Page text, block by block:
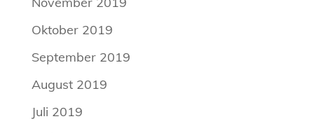
Oktober 2019
September 2019
August 2019
Juli 2019